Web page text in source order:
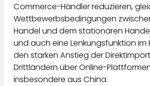
Commerce-Händler reduzieren,
Wettbewerbsbedingungen
Handel und dem stationären
und auch eine Lenkungsfunktion im
den starken Anstieg der
Drittländern über Online-
insbesondere aus China.